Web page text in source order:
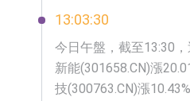
13:03:30
今日午盤，截至13:30
新能(301658.CN)漲
技(300763.CN)漲